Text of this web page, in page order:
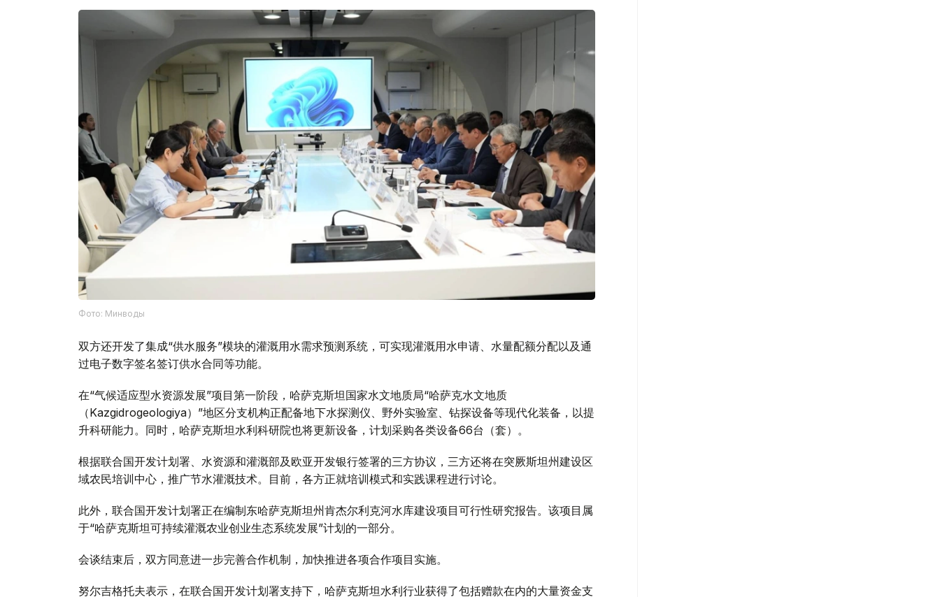
Фото: Минводы
双方还开发了集成“供水服务”模块的灌溉用水需求预测系统，可实现灌溉用水申请、水量配额分配以及通
过电子数字签名签订供水合同等功能。
在“气候适应型水资源发展”项目第一阶段，哈萨克斯坦国家水文地质局“哈萨克水文地质
（Kazgidrogeologiya）”地区分支机构正配备地下水探测仪、野外实验室、钻探设备等现代化装备，以提
升科研能力。同时，哈萨克斯坦水利科研院也将更新设备，计划采购各类设备66台（套）。
根据联合国开发计划署、水资源和灌溉部及欧亚开发银行签署的三方协议，三方还将在突厥斯坦州建设区
域农民培训中心，推广节水灌溉技术。目前，各方正就培训模式和实践课程进行讨论。
此外，联合国开发计划署正在编制东哈萨克斯坦州肯杰尔利克河水库建设项目可行性研究报告。该项目属
于“哈萨克斯坦可持续灌溉农业创业生态系统发展”计划的一部分。
会谈结束后，双方同意进一步完善合作机制，加快推进各项合作项目实施。
努尔吉格托夫表示，在联合国开发计划署支持下，哈萨克斯坦水利行业获得了包括赠款在内的大量资金支